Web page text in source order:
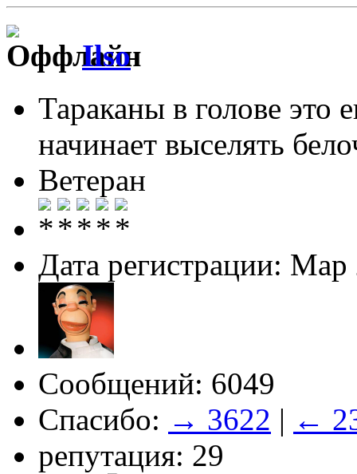
Ilso
Тараканы в голове это
начинает выселять
Ветеран
Дата регистрации: Мар
Сообщений: 6049
Спасибо: → 3622 | ←
репутация: 29